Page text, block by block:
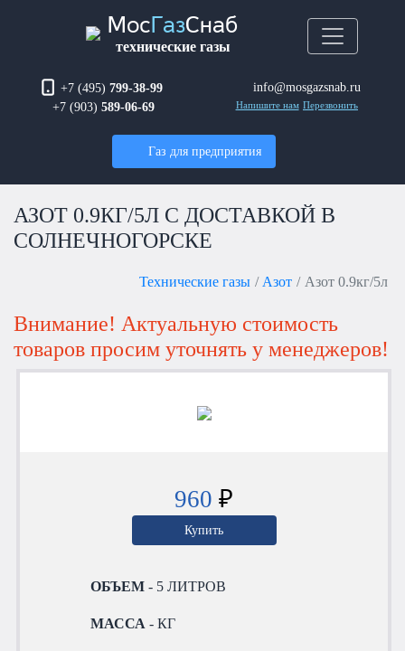
Мос ГазСнаб
технические газы
+7 (495) 799-38-99
+7 (903) 589-06-69
info@mosgazsnab.ru
Напишите нам Перезвонить
Газ для предприятия
АЗОТ 0.9КГ/5Л С ДОСТАВКОЙ В
СОЛНЕЧНОГОРСКЕ
Технические газы Азот Азот 0.9кг/5л
Внимание! Актуальную стоимость
товаров просим уточнять у менеджеров!
960 ₽
Купить
ОБЪЕМ - 5 ЛИТРОВ
МАССА - КГ